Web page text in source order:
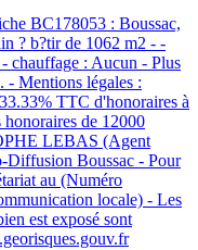
BC178053 : Boussac,
? b?tir de 1062 m2 - -
chauffage : Aucun - Plus
- Mentions légales :
TTC d'honoraires à
de 12000
LEBAS (Agent
Diffusion Boussac - Pour
au (Numéro
locale) - Les
est exposé sont